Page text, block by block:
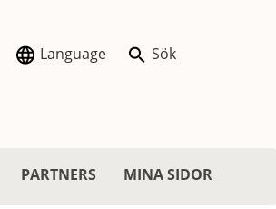
Language Sök
PARTNERS MINA SIDOR